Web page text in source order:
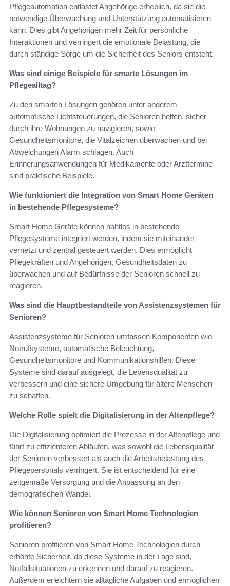
Pflegeautomation entlastet Angehörige erheblich, da sie die
notwendige Überwachung und Unterstützung automatisieren
kann. Dies gibt Angehörigen mehr Zeit für persönliche
Interaktionen und verringert die emotionale Belastung, die
durch ständige Sorge um die Sicherheit des Seniors entsteht.
Was sind einige Beispiele für smarte Lösungen im
Pflegealltag?
Zu den smarten Lösungen gehören unter anderem
automatische Lichtsteuerungen, die Senioren helfen, sicher
durch ihre Wohnungen zu navigieren, sowie
Gesundheitsmonitore, die Vitalzeichen überwachen und bei
Abweichungen Alarm schlagen. Auch
Erinnerungsanwendungen für Medikamente oder Arzttermine
sind praktische Beispiele.
Wie funktioniert die Integration von Smart Home Geräten
in bestehende Pflegesysteme?
Smart Home Geräte können nahtlos in bestehende
Pflegesysteme integriert werden, indem sie miteinander
vernetzt und zentral gesteuert werden. Dies ermöglicht
Pflegekräften und Angehörigen, Gesundheitsdaten zu
überwachen und auf Bedürfnisse der Senioren schnell zu
reagieren.
Was sind die Hauptbestandteile von Assistenzsystemen für
Senioren?
Assistenzsysteme für Senioren umfassen Komponenten wie
Notrufsysteme, automatische Beleuchtung,
Gesundheitsmonitore und Kommunikationshilfen. Diese
Systeme sind darauf ausgelegt, die Lebensqualität zu
verbessern und eine sichere Umgebung für ältere Menschen
zu schaffen.
Welche Rolle spielt die Digitalisierung in der Altenpflege?
Die Digitalisierung optimiert die Prozesse in der Altenpflege und
führt zu effizienteren Abläufen, was sowohl die Lebensqualität
der Senioren verbessert als auch die Arbeitsbelastung des
Pflegepersonals verringert. Sie ist entscheidend für eine
zeitgemäße Versorgung und die Anpassung an den
demografischen Wandel.
Wie können Senioren von Smart Home Technologien
profitieren?
Senioren profitieren von Smart Home Technologien durch
erhöhte Sicherheit, da diese Systeme in der Lage sind,
Notfallsituationen zu erkennen und darauf zu reagieren.
Außerdem erleichtern sie alltägliche Aufgaben und ermöglichen